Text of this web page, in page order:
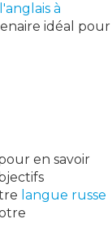
à
idéal pour
en savoir
langue russe